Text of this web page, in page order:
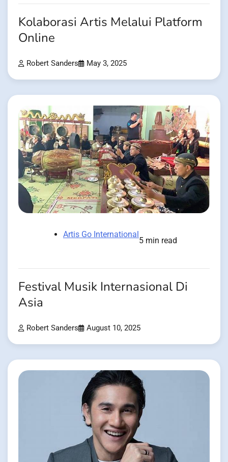
Kolaborasi Artis Melalui Platform
Online
Robert Sanders May 3, 2025
Artis Go International
5 min read
Festival Musik Internasional Di
Asia
Robert Sanders August 10, 2025